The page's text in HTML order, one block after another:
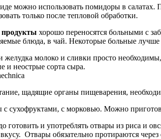
можно использовать помидоры в
только после тепловой обработки.
хорошо переносятся больными с
блюда, в чай. Некоторые больные
желудка молоко и сливки просто
и неострые сорта сыра.
щадящие органы пищеварения,
сухофруктами, с морковью. Можно
готовить и употреблять отвары из риса и
Отвары обязательно протираются